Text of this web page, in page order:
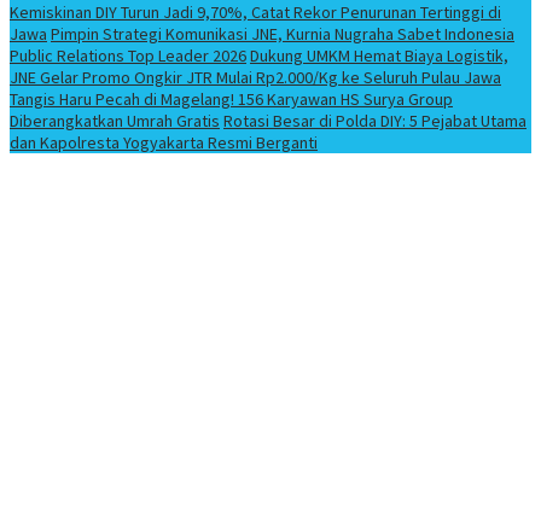
Kemiskinan DIY Turun Jadi 9,70%, Catat Rekor Penurunan Tertinggi di
Jawa Pimpin Strategi Komunikasi JNE, Kurnia Nugraha Sabet Indonesia
Public Relations Top Leader 2026Dukung UMKM Hemat Biaya Logistik,
JNE Gelar Promo Ongkir JTR Mulai Rp2.000/Kg ke Seluruh Pulau Jawa
Tangis Haru Pecah di Magelang! 156 Karyawan HS Surya Group
Diberangkatkan Umrah Gratis Rotasi Besar di Polda DIY: 5 Pejabat Utama
dan Kapolresta Yogyakarta Resmi Berganti